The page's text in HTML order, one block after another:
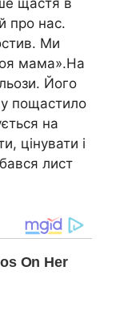
щастя в
про нас.
Ми
мама».На
Його
пощастило
на
цінувати і
лист